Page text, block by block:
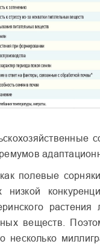
полевые
низкой
веществ.
несколько